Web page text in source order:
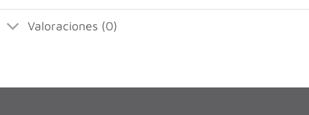
Valoraciones (0)